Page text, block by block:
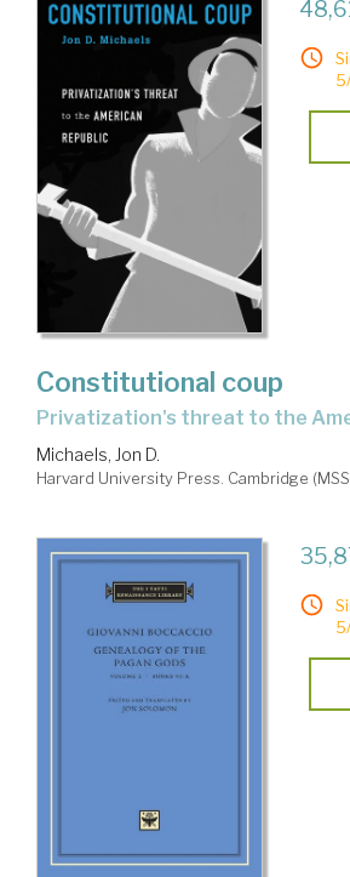
Constitutional coup
privatization's threat to the
Michaels, Jon D.
Harvard University Press. Cambridge